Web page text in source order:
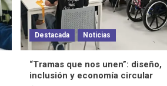
Destacada Noticias
“Tramas que nos unen”: diseño,
inclusión y economía circular